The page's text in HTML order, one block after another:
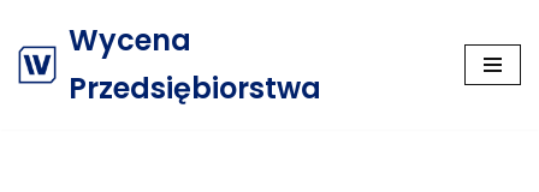
Przejdź
Wycena
Przedsiębiorstwa